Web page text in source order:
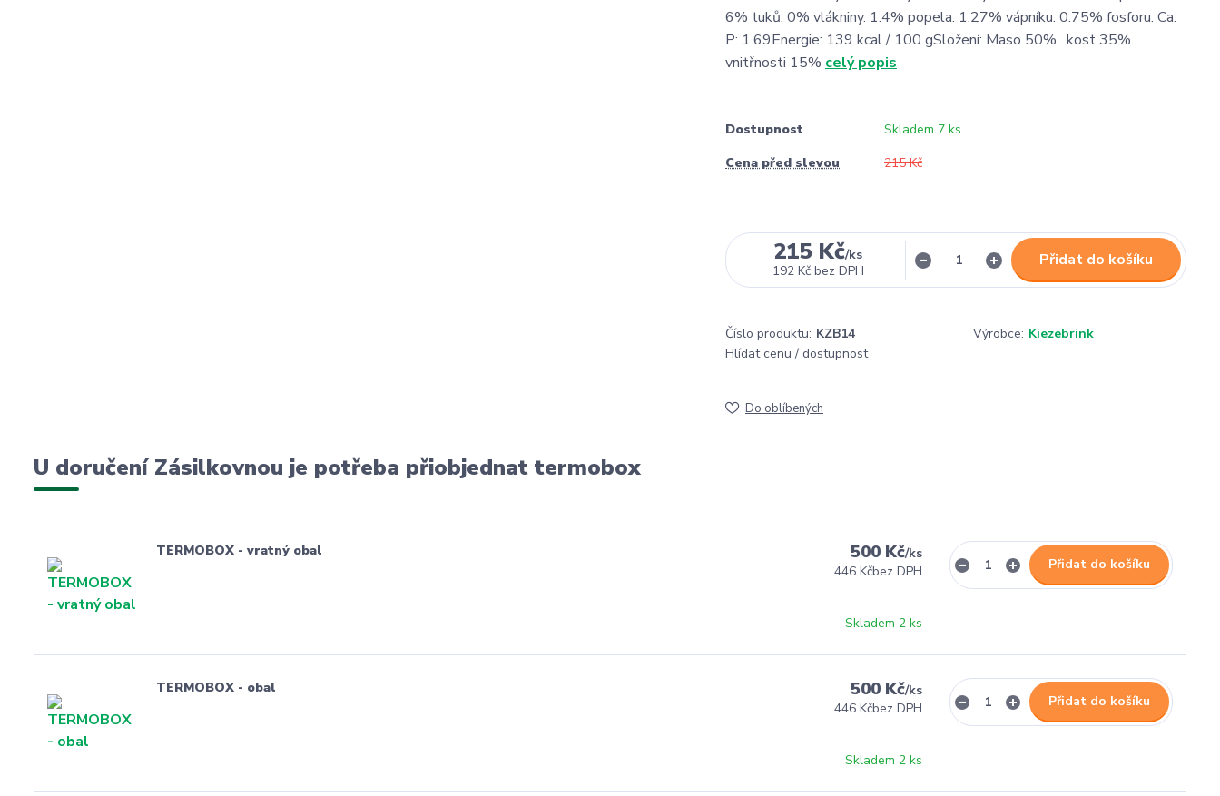
6% tuků. 0% vlákniny. 1.4% popela. 1.27% vápníku. 0.75% fosforu. Ca:
P: 1.69Energie: 139 kcal / 100 gSložení: Maso 50%. kost 35%.
vnitřnosti 15% celý popis
Dostupnost
Skladem 7 ks
Cena před slevou
215 Kč
215 Kč/ks
192 Kč bez DPH
Přidat do košíku
Číslo produktu: KZB14 Výrobce: Kiezebrink
Hlídat cenu / dostupnost
Do oblíbených
U doručení Zásilkovnou je potřeba přiobjednat termobox
TERMOBOX - vratný obal 500 Kč/ks
446 Kčbez DPH
Skladem 2 ks
Přidat do košíku
TERMOBOX - obal 500 Kč/ks
446 Kčbez DPH
Skladem 2 ks
Přidat do košíku